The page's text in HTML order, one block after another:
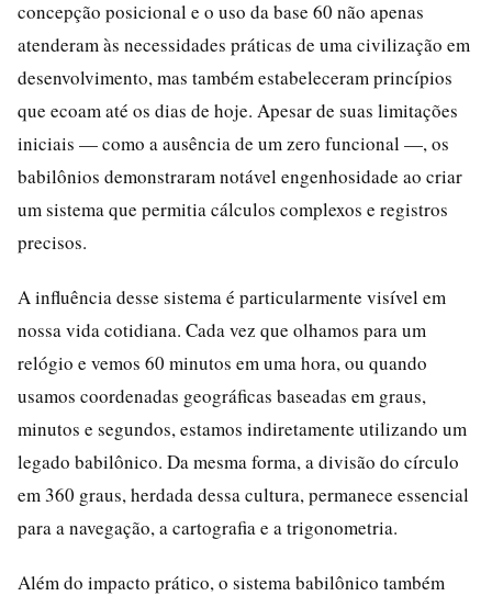
concepção posicional e o uso da base 60 não apenas
atenderam às necessidades práticas de uma civilização em
desenvolvimento, mas também estabeleceram princípios
que ecoam até os dias de hoje. Apesar de suas limitações
iniciais — como a ausência de um zero funcional —, os
babilônios demonstraram notável engenhosidade ao criar
um sistema que permitia cálculos complexos e registros
precisos.
A influência desse sistema é particularmente visível em
nossa vida cotidiana. Cada vez que olhamos para um
relógio e vemos 60 minutos em uma hora, ou quando
usamos coordenadas geográficas baseadas em graus,
minutos e segundos, estamos indiretamente utilizando um
legado babilônico. Da mesma forma, a divisão do círculo
em 360 graus, herdada dessa cultura, permanece essencial
para a navegação, a cartografia e a trigonometria.
Além do impacto prático, o sistema babilônico também